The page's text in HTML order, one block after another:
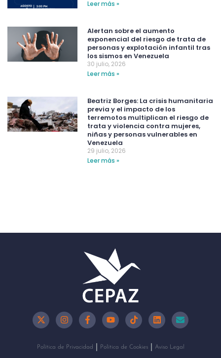
Leer más »
Alertan sobre el aumento
exponencial del riesgo de trata de
personas y explotación infantil tras
los sismos en Venezuela
30 julio, 2026
Leer más »
Beatriz Borges: La crisis humanitaria
previa y el impacto de los
terremotos multiplican el riesgo de
trata y violencia contra mujeres,
niñas y personas vulnerables en
Venezuela
29 julio, 2026
Leer más »
Política de Privacidad Política de Cookies Aviso Legal